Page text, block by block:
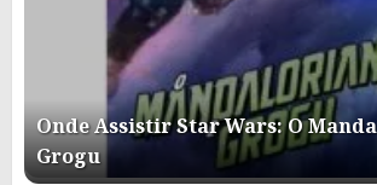
Onde Assistir Star Wars: O
Grogu